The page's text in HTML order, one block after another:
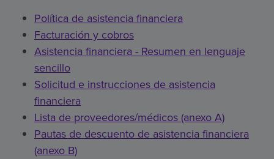
Política de asistencia financiera
Facturación y cobros
Asistencia financiera - Resumen en lenguaje
sencillo
Solicitud e instrucciones de asistencia
financiera
Lista de proveedores/médicos (anexo A)
Pautas de descuento de asistencia financiera
(anexo B)